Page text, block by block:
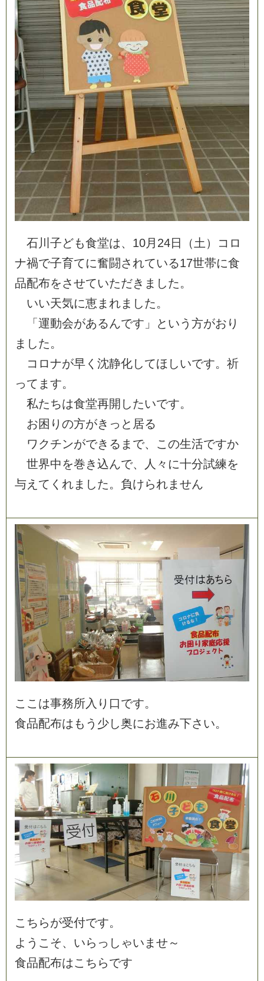
石川 子ども食堂は、 10月 24日 （ 土 ） コ ロ
ナ禍で子育てに奮闘さ れている17世帯に食
品配布をさせていただき ま した。
いい天気に恵ま れま した。
「運動会があるんです 」 と いう 方がお り
ま した。
コ ロナが早 く 沈静化してほ しいです。 祈
って ま す。
私たちは食堂再開 したいです。
お困 り の方がき っ と 居る
ワ クチンができ る ま で、 こ の生活ですか
世界中を巻き込んで、 人 々 に十分試練を
与え て く れま した。 負けられま せん
こ こ は事務所入 り 口です。
食品配布は も う 少し奥にお進み下さ い。
こ ち らが受付です。
よ う こ そ、 いら っ し ゃいま せ ～
食品配布はこ ち らです